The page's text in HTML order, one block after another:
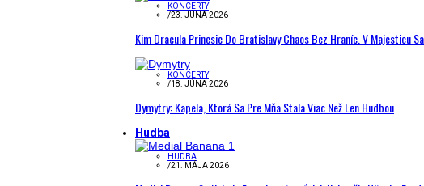
KONCERTY
/23. JÚNA 2026
Kim Dracula Prinesie Do Bratislavy Chaos Bez Hraníc. V Majesticu
KONCERTY
/18. JÚNA 2026
Dymytry: Kapela, Ktorá Sa Pre Mňa Stala Viac Než Len Hudbou
Hudba
HUDBA
/21. MÁJA 2026